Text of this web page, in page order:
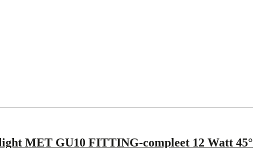
MET GU10 FITTING-compleet 12 Watt 45°